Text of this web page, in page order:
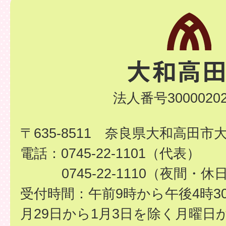
法人番号
〒635-8511 奈良県大和高田市
電話：0745-22-1101（代表）
0745-22-1110（夜間・休
受付時間：午前9時から午後4時
月29日から1月3日を除く月曜日